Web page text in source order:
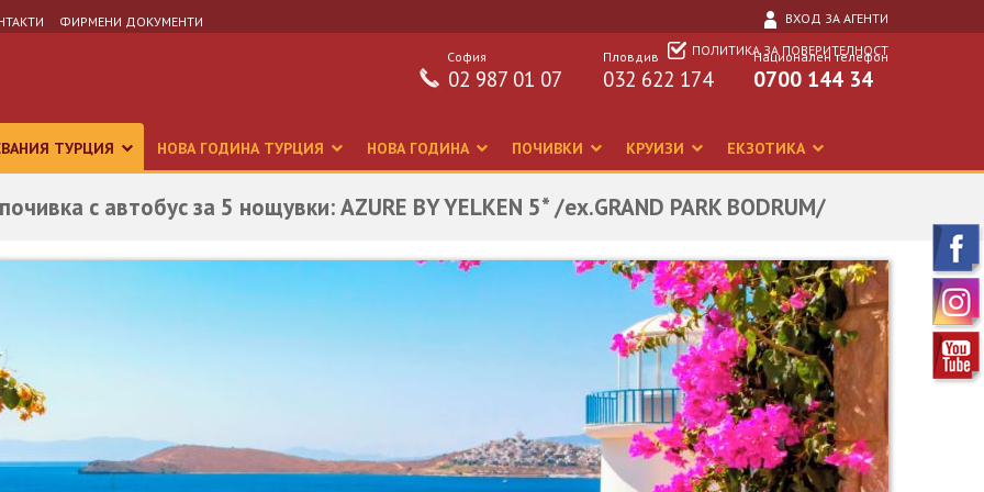
ФИРМЕНИ ДОКУМЕНТИ
ВХОД ЗА АГЕНТИ
ПОЛИТИКА ЗА ПОВЕРИТЕЛНОСТ
Национален телефон
0700 144 34
Пловдив
032 622 174
София
02 987 01 07
ТУРЦИЯ НОВА ГОДИНА ТУРЦИЯ НОВА ГОДИНА ПОЧИВКИ КРУИЗИ ЕКЗОТИКА
с автобус за 5 нощувки: AZURE BY YELKEN 5* /ex.GRAND PARK BODRUM/